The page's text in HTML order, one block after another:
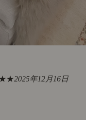
2025年12月16日